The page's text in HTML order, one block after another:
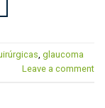
, glaucoma
Leave a comment